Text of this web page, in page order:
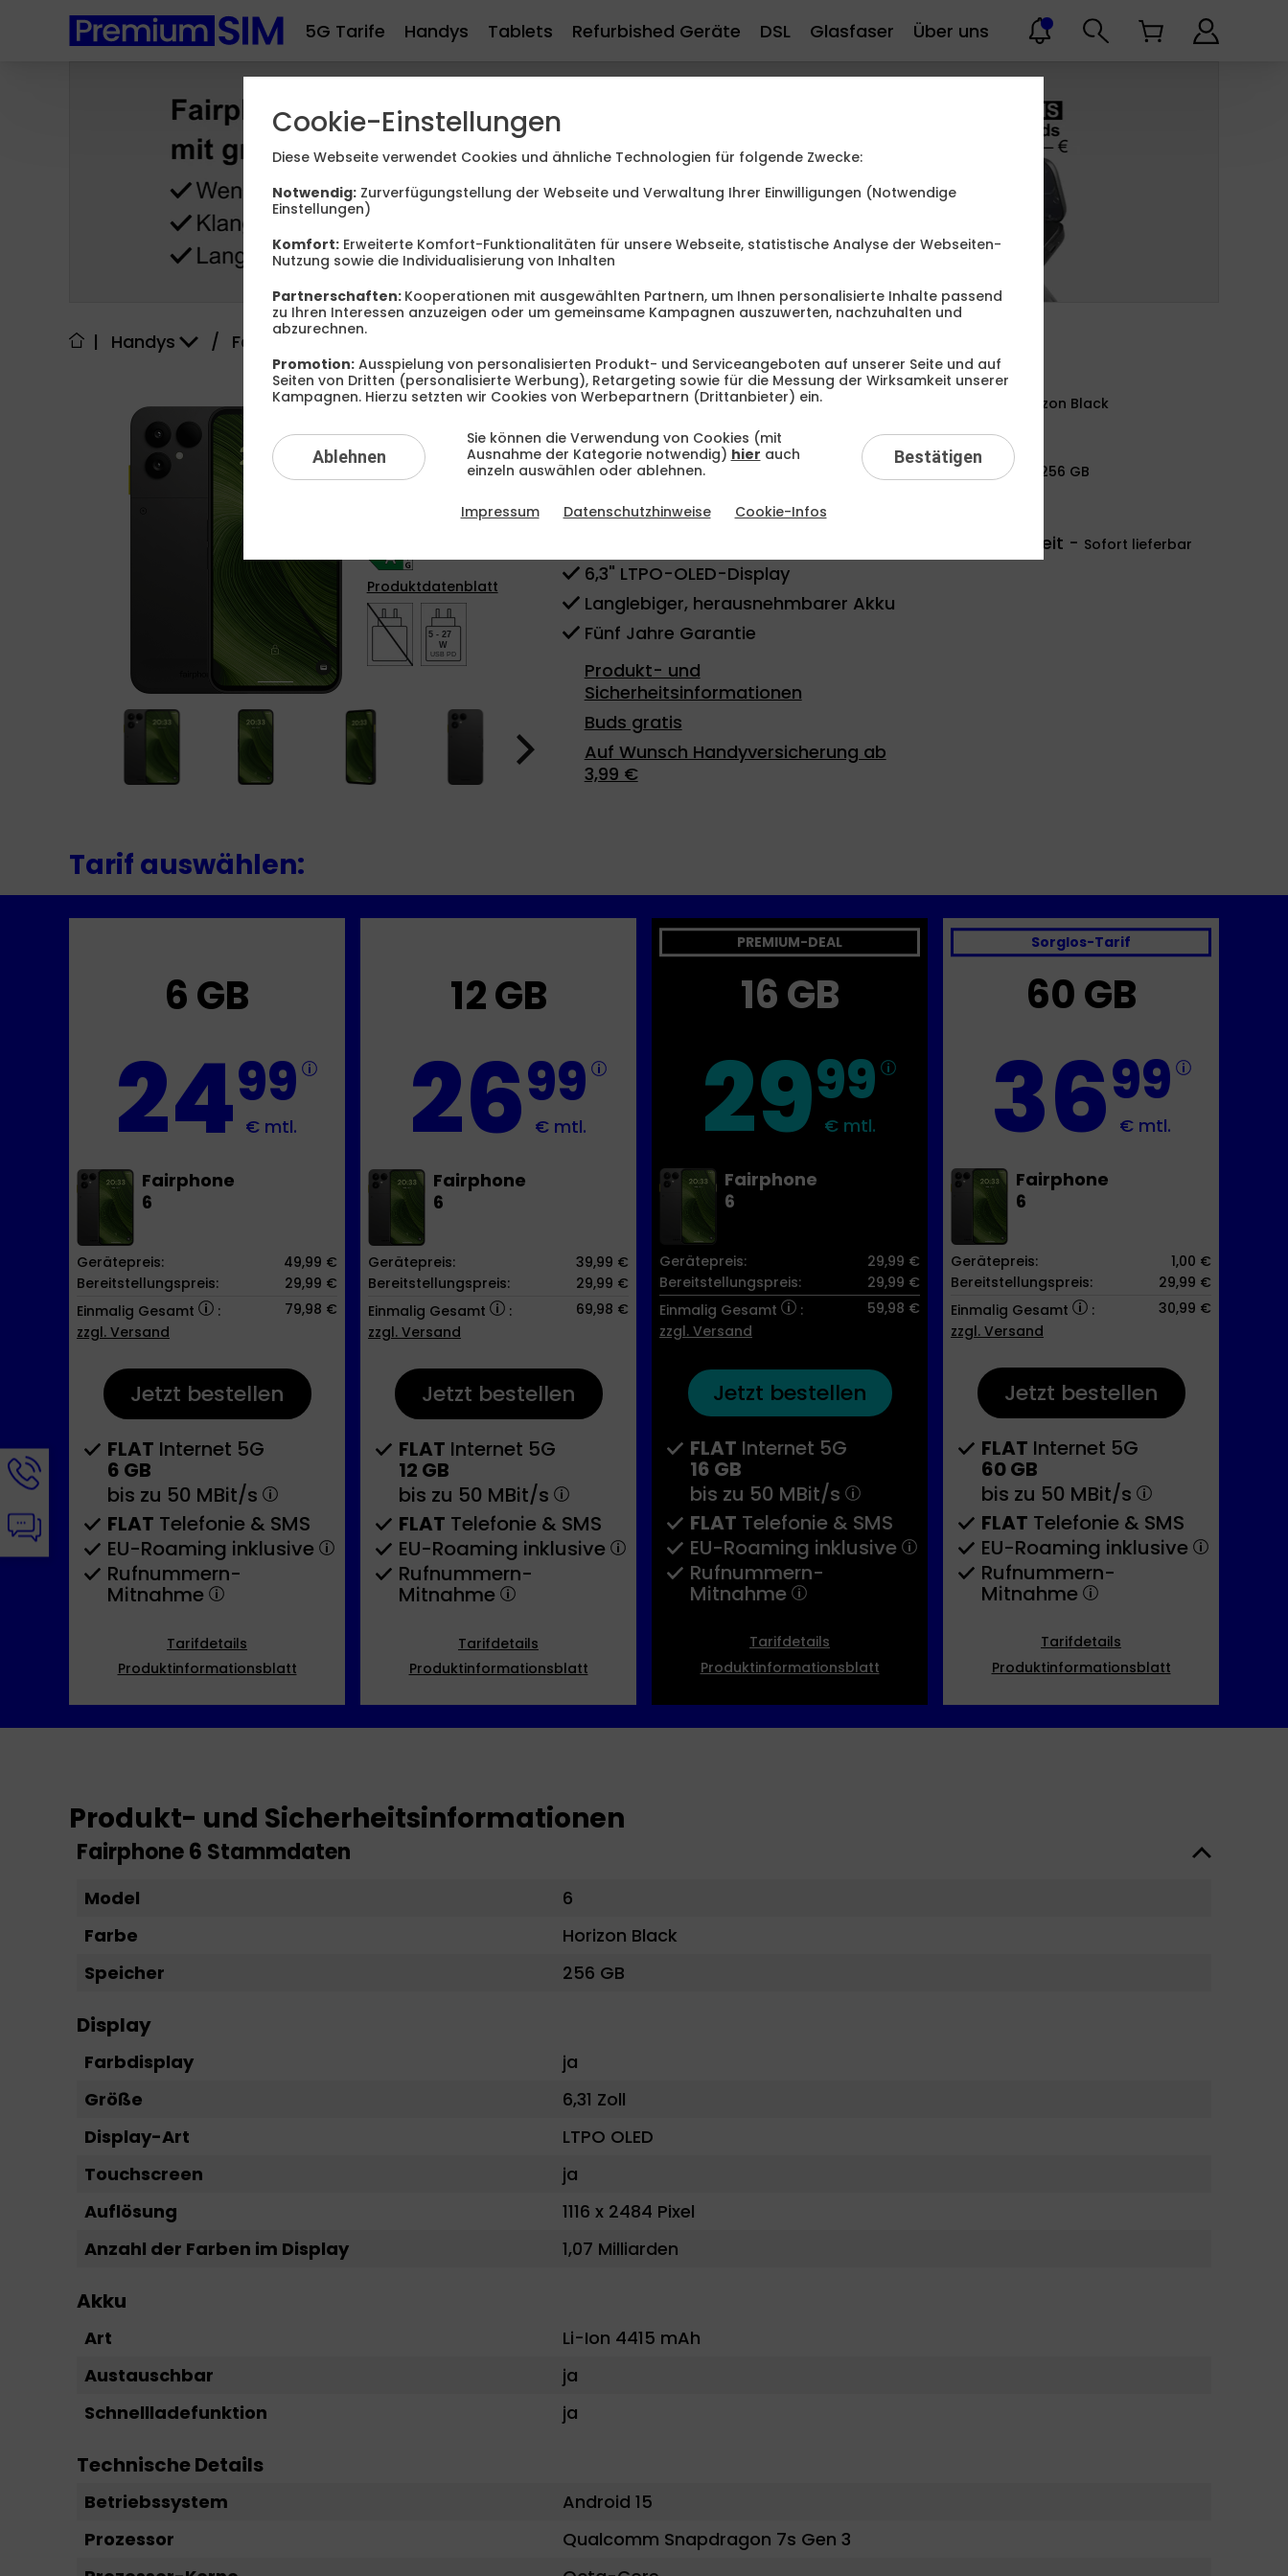
5G Tarife Handys Tablets Refurbished Geräte DSL Glasfaser Über uns
| Handys / Fairphone /
Produktdatenblatt
5 - 27
W
USB PD
Aktion
Fairphone 6
mit Vertrag
100% Elektromüll-Neutral
6,3" LTPO-OLED-Display
Langlebiger, herausnehmbarer Akku
Fünf Jahre Garantie
Produkt- und
Sicherheitsinformationen
Buds gratis
Auf Wunsch Handyversicherung ab
3,99 €
Horizon Black
Speicher - 256 GB
Verfügbarkeit - Sofort lieferbar
Tarif auswählen:
6 GB
2499
€ mtl.
Fairphone
6
Gerätepreis:
49,99 €
Bereitstellungspreis:
29,99 €
Einmalig Gesamt
:
79,98 €
zzgl. Versand
Jetzt bestellen
FLAT Internet 5G
6 GB
bis zu 50 MBit/s
FLAT Telefonie & SMS
EU-Roaming inklusive
Rufnummern-​
Mitnahme
Tarifdetails
Produktinformationsblatt
12 GB
2699
€ mtl.
Fairphone
6
Gerätepreis:
39,99 €
Bereitstellungspreis:
29,99 €
Einmalig Gesamt
:
69,98 €
zzgl. Versand
Jetzt bestellen
FLAT Internet 5G
12 GB
bis zu 50 MBit/s
FLAT Telefonie & SMS
EU-Roaming inklusive
Rufnummern-​
Mitnahme
Tarifdetails
Produktinformationsblatt
PREMIUM-DEAL
16 GB
2999
€ mtl.
Fairphone
6
Gerätepreis:
29,99 €
Bereitstellungspreis:
29,99 €
Einmalig Gesamt
:
59,98 €
zzgl. Versand
Jetzt bestellen
FLAT Internet 5G
16 GB
bis zu 50 MBit/s
FLAT Telefonie & SMS
EU-Roaming inklusive
Rufnummern-​
Mitnahme
Tarifdetails
Produktinformationsblatt
Sorglos-Tarif
60 GB
3699
€ mtl.
Fairphone
6
Gerätepreis:
1,00 €
Bereitstellungspreis:
29,99 €
Einmalig Gesamt
:
30,99 €
zzgl. Versand
Jetzt bestellen
FLAT Internet 5G
60 GB
bis zu 50 MBit/s
FLAT Telefonie & SMS
EU-Roaming inklusive
Rufnummern-​
Mitnahme
Tarifdetails
Produktinformationsblatt
Produkt- und Sicherheitsinformationen
Fairphone 6 Stammdaten
Model
6
Farbe
Horizon Black
Speicher
256 GB
Display
Farbdisplay
ja
Größe
6,31 Zoll
Display-Art
LTPO OLED
Touchscreen
ja
Auflösung
1116 x 2484 Pixel
Anzahl der Farben im Display
1,07 Milliarden
Akku
Art
Li-Ion 4415 mAh
Austauschbar
ja
Schnellladefunktion
ja
Technische Details
Betriebssystem
Android 15
Prozessor
Qualcomm Snapdragon 7s Gen 3
Hotline-
Informationen
werden
angezeigt
Chat-
Informationen
werden
angezeigt
Cookie-Einstellungen
Diese Webseite verwendet Cookies und ähnliche Technologien für folgende Zwecke:
Notwendig:Zurverfügungstellung der Webseite und Verwaltung Ihrer Einwilligungen (Notwendige
Einstellungen)
Komfort:Erweiterte Komfort-Funktionalitäten für unsere Webseite, statistische Analyse der Webseiten-
Nutzung sowie die Individualisierung von Inhalten
Partnerschaften: Kooperationen mit ausgewählten Partnern, um Ihnen personalisierte Inhalte passend
zu Ihren Interessen anzuzeigen oder um gemeinsame Kampagnen auszuwerten, nachzuhalten und
abzurechnen.
Promotion:Ausspielung von personalisierten Produkt- und Serviceangeboten auf unserer Seite und auf
Seiten von Dritten (personalisierte Werbung), Retargeting sowie für die Messung der Wirksamkeit unserer
Kampagnen. Hierzu setzten wir Cookies von Werbepartnern (Drittanbieter) ein.
Ablehnen
Sie können die Verwendung von Cookies (mit
Ausnahme der Kategorie notwendig) hier auch
einzeln auswählen oder ablehnen.
Bestätigen
Impressum Datenschutzhinweise Cookie-Infos